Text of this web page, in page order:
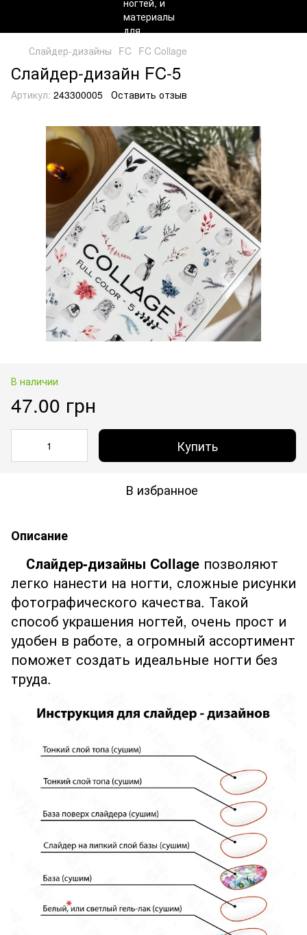
Слайдер-дизайны FC FC Collage
Слайдер-дизайн FC-5
Артикул: 243300005 Оставить отзыв
В наличии
47.00 грн
Купить
В избранное
Описание
Слайдер-дизайны Collage позволяют
легко нанести на ногти, сложные рисунки
фотографического качества. Такой
способ украшения ногтей, очень прост и
удобен в работе, а огромный ассортимент
поможет создать идеальные ногти без
труда.